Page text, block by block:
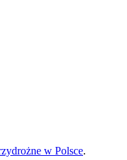
w Polsce.